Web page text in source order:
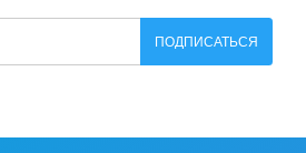
ПОДПИСАТЬСЯ